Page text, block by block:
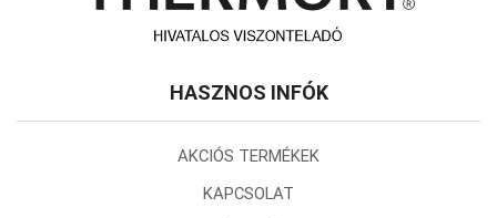
HASZNOS INFÓK
AKCIÓS TERMÉKEK
KAPCSOLAT